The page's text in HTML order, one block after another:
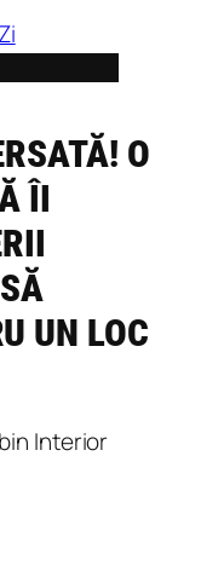
O
ÎI
UN LOC